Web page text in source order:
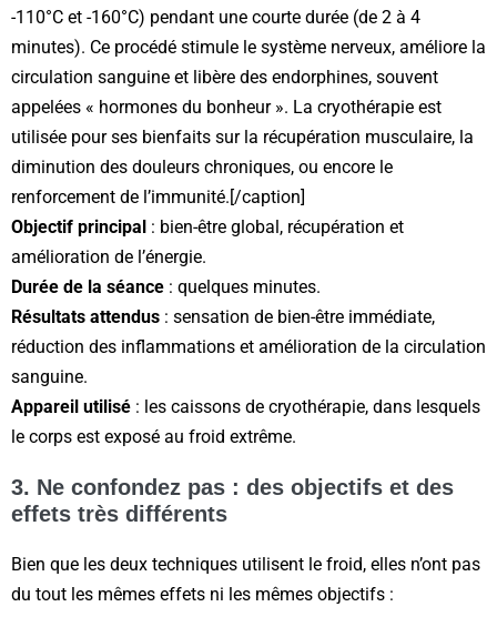
-110°C et -160°C) pendant une courte durée (de 2 à 4
minutes). Ce procédé stimule le système nerveux, améliore la
circulation sanguine et libère des endorphines, souvent
appelées « hormones du bonheur ». La cryothérapie est
utilisée pour ses bienfaits sur la récupération musculaire, la
diminution des douleurs chroniques, ou encore le
renforcement de l’immunité.[/caption]
Objectif principal : bien-être global, récupération et
amélioration de l’énergie.
Durée de la séance : quelques minutes.
Résultats attendus : sensation de bien-être immédiate,
réduction des inflammations et amélioration de la circulation
sanguine.
Appareil utilisé : les caissons de cryothérapie, dans lesquels
le corps est exposé au froid extrême.
3. Ne confondez pas : des objectifs et des
effets très différents
Bien que les deux techniques utilisent le froid, elles n’ont pas
du tout les mêmes effets ni les mêmes objectifs :